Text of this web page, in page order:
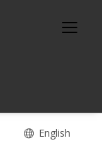
English